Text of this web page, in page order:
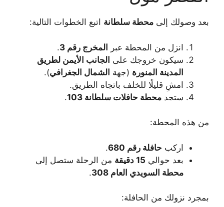
بعد وصولك إلى محطة سلطانة اتبع الخطوات التالية:
انزل من المحطة عبر المخرج رقم 3
.
سيكون خروجك على الجانب الأيمن لطريق
المدينة المنورة (جهة الشمال الجغرافي).
امشِ قليلًا للخلف باتجاه الطريق.
ستجد محطة حافلات سلطانة 103 .
من هذه المحطة:
اركب حافلة رقم 680
.
بعد حوالي 15 دقيقة
من الرحلة ستصل إلى
محطة السويدي العام 308
.
بمجرد نزولك من الحافلة: